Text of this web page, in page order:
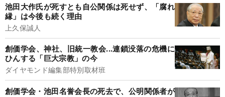
池田大作氏が死すとも自公関係は死せず、「腐れ
縁」は今後も続く理由
上久保誠人
創価学会、神社、旧統一教会...連鎖没落の危機に
ひんする「巨大宗教」の今
ダイヤモンド編集部特別取材班
創価学会・池田名誉会長の死去で、公明関係者が